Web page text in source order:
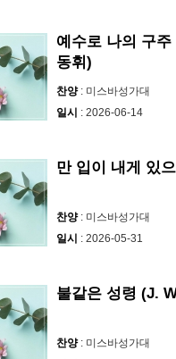
예수로 나의 구
동휘)
찬양: 미스바성가대
일시 : 2026-06-14
만 입이 내게 있
찬양: 미스바성가대
일시 : 2026-05-31
불같은 성령 (J.
찬양: 미스바성가대